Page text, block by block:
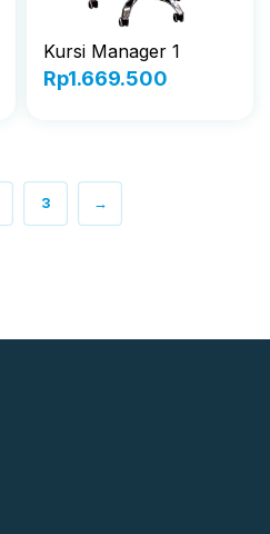
Kursi Manager 1
Rp1.669.500
3 →